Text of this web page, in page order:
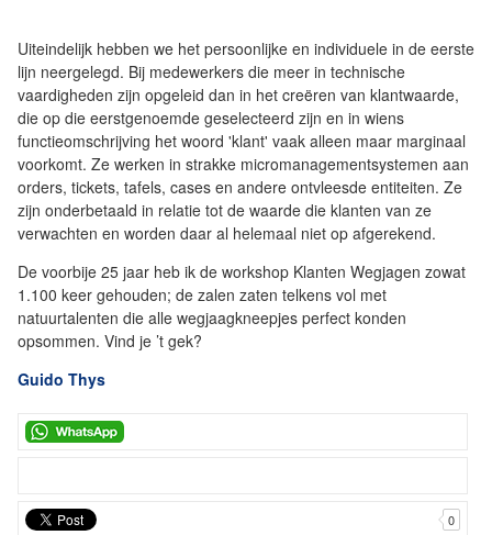
Uiteindelijk hebben we het persoonlijke en individuele in de eerste
lijn neergelegd. Bij medewerkers die meer in technische
vaardigheden zijn opgeleid dan in het creëren van klantwaarde,
die op die eerstgenoemde geselecteerd zijn en in wiens
functieomschrijving het woord 'klant' vaak alleen maar marginaal
voorkomt. Ze werken in strakke micromanagementsystemen aan
orders, tickets, tafels, cases en andere ontvleesde entiteiten. Ze
zijn onderbetaald in relatie tot de waarde die klanten van ze
verwachten en worden daar al helemaal niet op afgerekend.
De voorbije 25 jaar heb ik de workshop Klanten Wegjagen zowat
1.100 keer gehouden; de zalen zaten telkens vol met
natuurtalenten die alle wegjaagkneepjes perfect konden
opsommen. Vind je ’t gek?
Guido Thys
0